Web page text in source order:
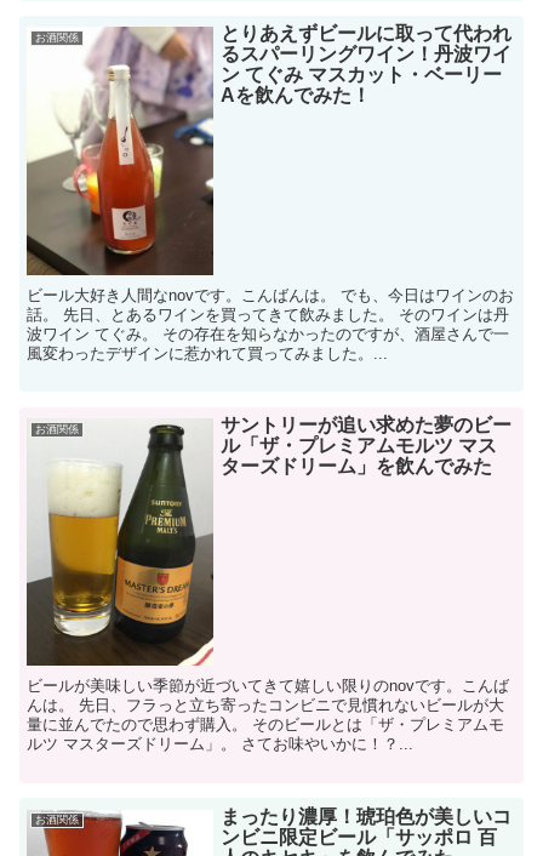
お酒関係
とりあえずビールに取って代われ
るスパーリングワイン！丹波ワイ
ン てぐみ マスカット・ベーリー
Aを飲んでみた！
ビール大好き人間なnovです。こんばんは。 でも、今日はワインのお
話。 先日、とあるワインを買ってきて飲みました。 そのワインは丹
波ワイン てぐみ。 その存在を知らなかったのですが、酒屋さんで一
風変わったデザインに惹かれて買ってみました。...
お酒関係
サントリーが追い求めた夢のビー
ル「ザ・プレミアムモルツ マス
ターズドリーム」を飲んでみた
ビールが美味しい季節が近づいてきて嬉しい限りのnovです。こんば
んは。 先日、フラっと立ち寄ったコンビニで見慣れないビールが大
量に並んでたので思わず購入。 そのビールとは「ザ・プレミアムモ
ルツ マスターズドリーム」。 さてお味やいかに！？...
お酒関係
まったり濃厚！琥珀色が美しいコ
ンビニ限定ビール「サッポロ 百